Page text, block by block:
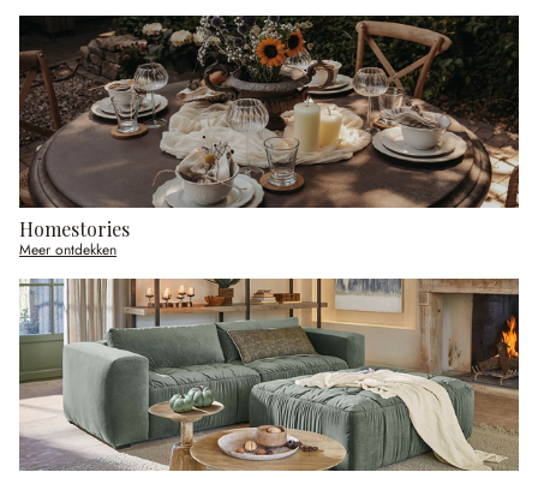
Homestories
Meer ontdekken